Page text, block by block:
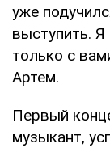
уже
выступить.
только с
Артем.
Первый
музыкант,